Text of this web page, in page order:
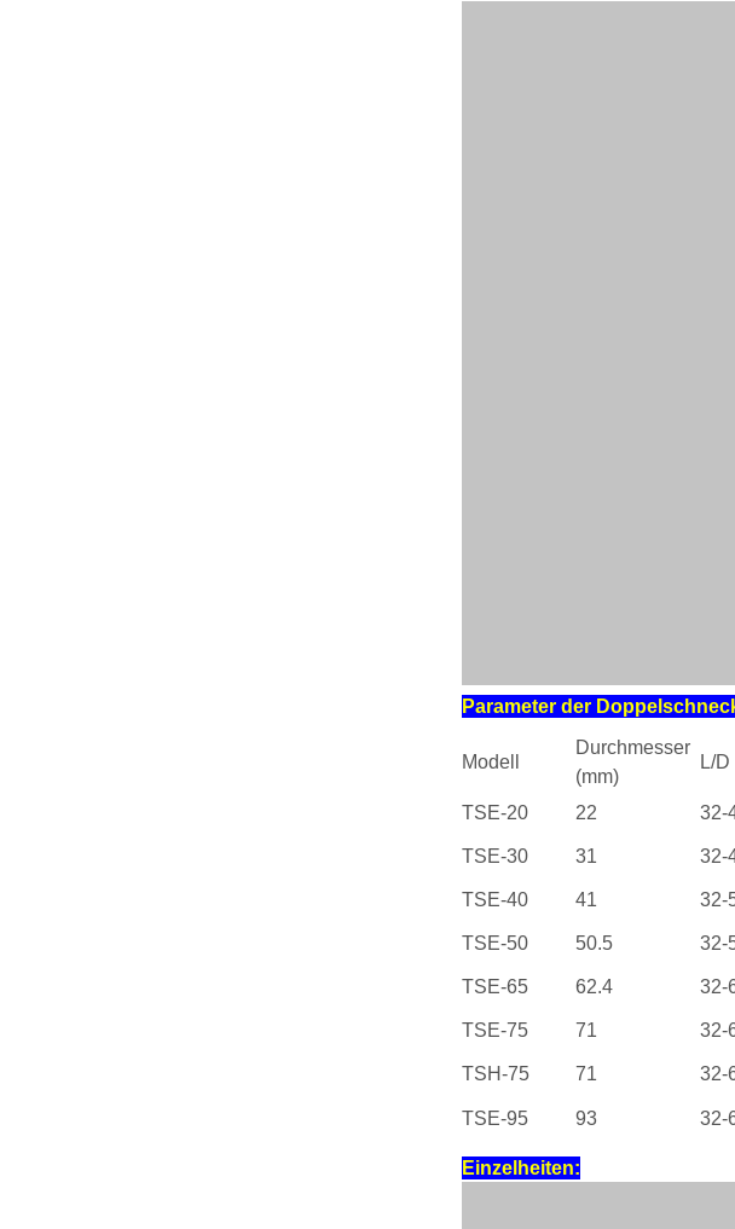
Parameter der
Modell
Durchmesser
(mm)
L/D
TSE-20
22 32-
TSE-30 31 32-
TSE-40 41 32-
TSE-50 50.5 32-
TSE-65 62.4 32-
TSE-75 71 32-
TSH-75 71 32-
TSE-95 93 32-
Einzelheiten: